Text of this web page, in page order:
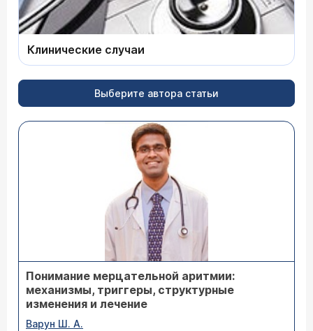
Клинические случаи
Выберите автора статьи
Понимание мерцательной аритмии:
механизмы, триггеры, структурные
изменения и лечение
Варун Ш. А.